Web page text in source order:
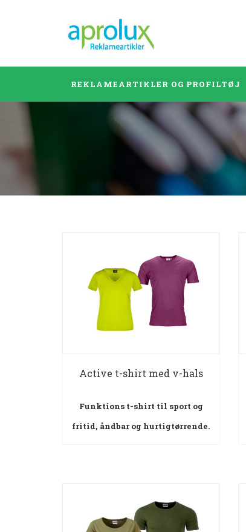
REKLAMEARTIKLER OG PROFILTØJ
Active t-shirt med v-hals
Funktions t-shirt til sport og
fritid, åndbar og hurtigtørrende.